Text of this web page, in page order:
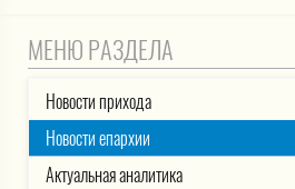
МЕНЮ РАЗДЕЛА
Новости прихода
Новости епархии
Актуальная аналитика